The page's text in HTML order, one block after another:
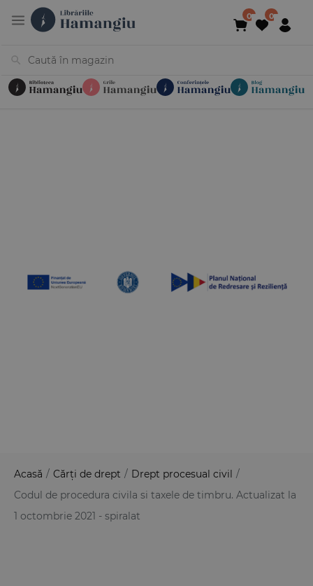
Acasă / Cărți de drept / Drept procesual civil /
Codul de procedura civila si taxele de timbru. Actualizat la
1 octombrie 2021 - spiralat